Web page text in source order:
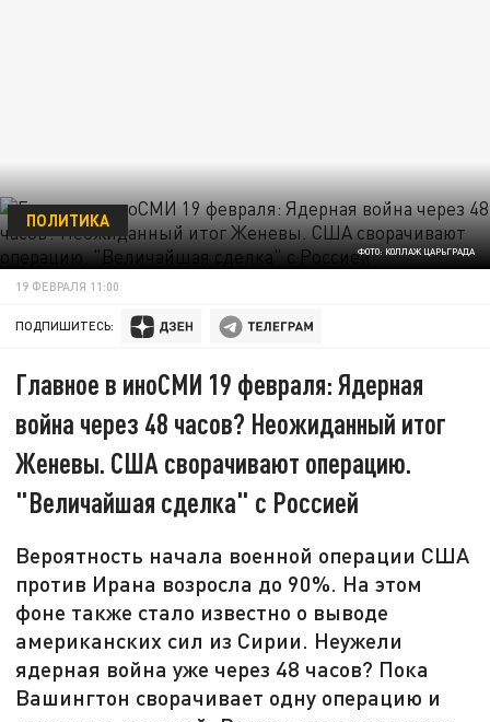
ФОТО: КОЛЛАЖ ЦАРЬГРАДА
ПОЛИТИКА
19 ФЕВРАЛЯ 11:00
ПОДПИШИТЕСЬ:
Главное в иноСМИ 19 февраля: Ядерная
война через 48 часов? Неожиданный итог
Женевы. США сворачивают операцию.
"Величайшая сделка" с Россией
Вероятность начала военной операции США
против Ирана возросла до 90%. На этом
фоне также стало известно о выводе
американских сил из Сирии. Неужели
ядерная война уже через 48 часов? Пока
Вашингтон сворачивает одну операцию и